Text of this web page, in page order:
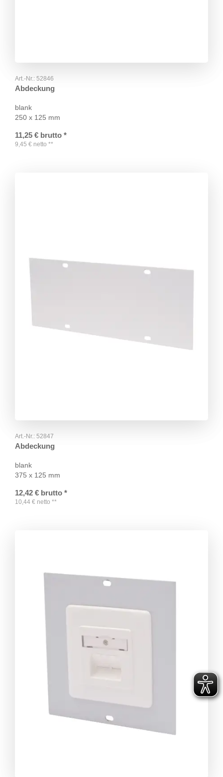
Art.-Nr.: 52846
Abdeckung
blank
250 x 125 mm
11,25 € brutto *
9,45 € netto **
Art.-Nr.: 52847
Abdeckung
blank
375 x 125 mm
12,42 € brutto *
10,44 € netto **